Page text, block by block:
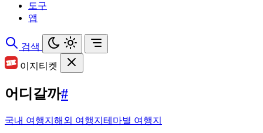
도구
앱
검색
이지티켓
어디갈까#
국내 여행지 해외 여행지 테마별 여행지